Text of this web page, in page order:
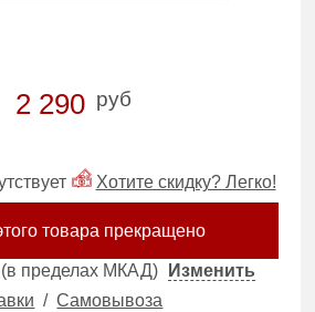
2 290 руб
Хотите скидку? Легко!
товара прекращено
пределах МКАД)
Изменить
/Самовывоза